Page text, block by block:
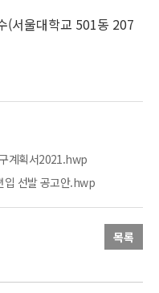
(서울대학교 501동 207
계획서2021.hwp
입 선발 공고안.hwp
목록